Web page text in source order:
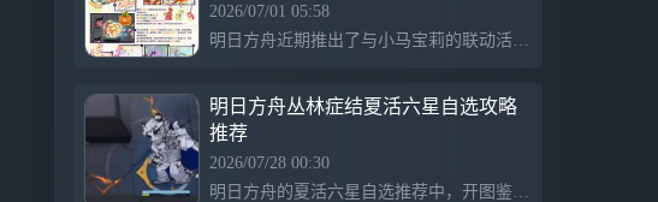
2026/07/01 05:58
明日方舟近期推出了与小马宝莉的联动活动，名为“泡影苍霆”，玩家将在游戏中体验到全新角色娜仁图亚的登场。这次联动活动为玩家提供了丰富的内容和趣味体验，吸引了众多粉丝关注。
明日方舟丛林症结夏活六星自选攻略
推荐
2026/07/28 00:30
明日方舟的夏活六星自选推荐中，开图鉴的优先级最高，其次根据需求选择适合的角色。山部署费用低且无需暖机，适合萌新开荒。风笛的合约战绩依赖于其天赋，能全体先锋加初动。五潜主要服务于高难内容。夜莺和菲亚梅塔在法伤环境中作用有限，而梅塔现阶段主要用于基建和铺垫特限模组。